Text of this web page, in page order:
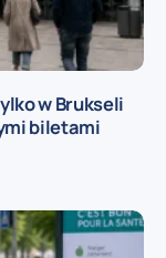
w Brukseli
biletami